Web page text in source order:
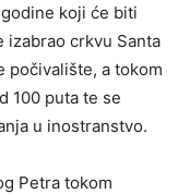
koji će biti
izabrao crkvu Santa
počivalište, a tokom
100 puta te se
u inostranstvo.
Petra tokom